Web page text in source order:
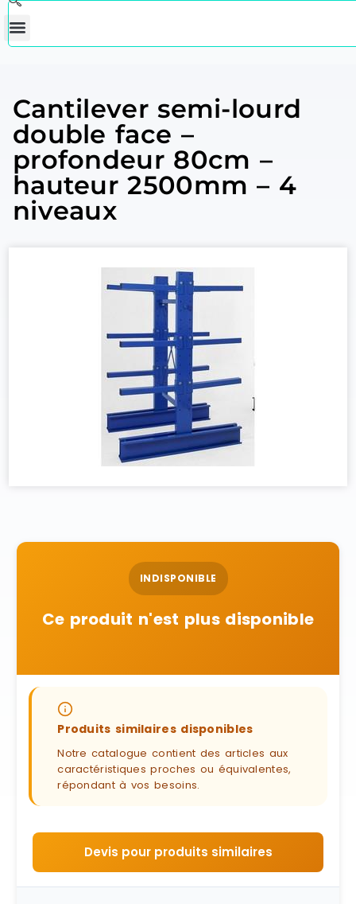
Cantilever semi-lourd
double face –
profondeur 80cm –
hauteur 2500mm – 4
niveaux
INDISPONIBLE
Ce produit n'est plus disponible
Produits similaires disponibles
Notre catalogue contient des articles aux
caractéristiques proches ou équivalentes,
répondant à vos besoins.
Devis pour produits similaires